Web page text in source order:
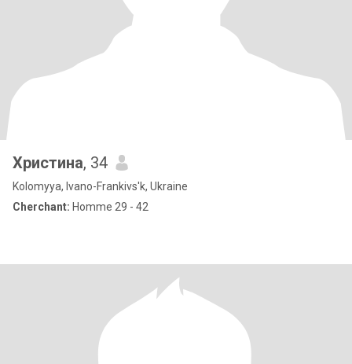
Христина, 34
Kolomyya, Ivano-Frankivs'k, Ukraine
Cherchant: Homme 29 - 42